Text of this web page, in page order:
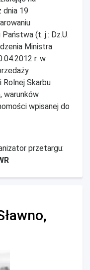
19
(t. j.: Dz.U.
Ministra
r. w
Rolnej Skarbu
warunków
wpisanej do
przetargu: